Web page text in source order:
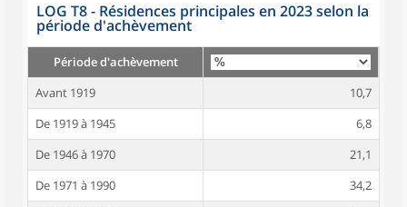
LOG T8 - Résidences principales en 2023 selon la
période d'achèvement
Période d'achèvement
Avant 1919
10,7
De 1919 à 1945
6,8
De 1946 à 1970
21,1
De 1971 à 1990
34,2